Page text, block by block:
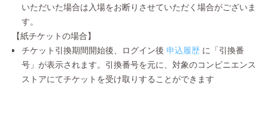
いただいた場合は入場をお断りさせていただく場合がございま
す。
【紙チケットの場合】
チケット引換期間開始後、ログイン後 申込履歴 に「引換番
号」が表示されます。引換番号を元に、対象のコンビニエンス
ストアにてチケットを受け取りすることができます